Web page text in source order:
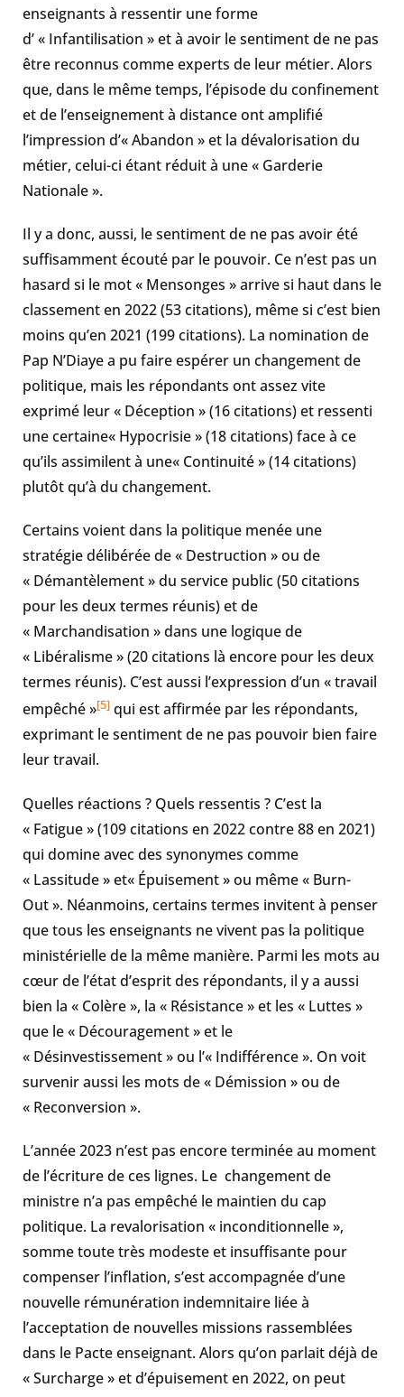
enseignants à ressentir une forme
d’ « Infantilisation » et à avoir le sentiment de ne pas
être reconnus comme experts de leur métier. Alors
que, dans le même temps, l’épisode du confinement
et de l’enseignement à distance ont amplifié
l’impression d’« Abandon » et la dévalorisation du
métier, celui-ci étant réduit à une « Garderie
Nationale ».
Il y a donc, aussi, le sentiment de ne pas avoir été
suffisamment écouté par le pouvoir. Ce n’est pas un
hasard si le mot « Mensonges » arrive si haut dans le
classement en 2022 (53 citations), même si c’est bien
moins qu’en 2021 (199 citations). La nomination de
Pap N’Diaye a pu faire espérer un changement de
politique, mais les répondants ont assez vite
exprimé leur « Déception » (16 citations) et ressenti
une certaine« Hypocrisie » (18 citations) face à ce
qu’ils assimilent à une« Continuité » (14 citations)
plutôt qu’à du changement.
Certains voient dans la politique menée une
stratégie délibérée de « Destruction » ou de
« Démantèlement » du service public (50 citations
pour les deux termes réunis) et de
« Marchandisation » dans une logique de
« Libéralisme » (20 citations là encore pour les deux
termes réunis). C’est aussi l’expression d’un « travail
empêché »[5]qui est affirmée par les répondants,
exprimant le sentiment de ne pas pouvoir bien faire
leur travail.
Quelles réactions ? Quels ressentis ? C’est la
« Fatigue » (109 citations en 2022 contre 88 en 2021)
qui domine avec des synonymes comme
« Lassitude » et« Épuisement » ou même « Burn-
Out ». Néanmoins, certains termes invitent à penser
que tous les enseignants ne vivent pas la politique
ministérielle de la même manière. Parmi les mots au
cœur de l’état d’esprit des répondants, il y a aussi
bien la « Colère », la « Résistance » et les « Luttes »
que le « Découragement » et le
« Désinvestissement » ou l’« Indifférence ». On voit
survenir aussi les mots de « Démission » ou de
« Reconversion ».
L’année 2023 n’est pas encore terminée au moment
de l’écriture de ces lignes. Le changement de
ministre n’a pas empêché le maintien du cap
politique. La revalorisation « inconditionnelle »,
somme toute très modeste et insuffisante pour
compenser l’inflation, s’est accompagnée d’une
nouvelle rémunération indemnitaire liée à
l’acceptation de nouvelles missions rassemblées
dans le Pacte enseignant. Alors qu’on parlait déjà de
« Surcharge » et d’épuisement en 2022, on peut